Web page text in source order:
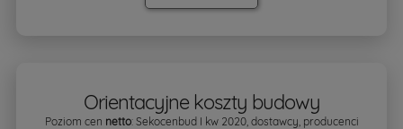
Orientacyjne koszty budowy
Poziom cen netto: Sekocenbud I kw 2020, dostawcy, producenci